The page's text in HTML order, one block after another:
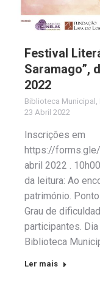
Festival
Saramago”,
2022
Biblioteca Municipal ,
23 Abril 2022
Inscrições em
https://forms.gle/
abril 2022 .
da leitura: Ao
património.
Grau de
participantes.
Biblioteca
Ler mais